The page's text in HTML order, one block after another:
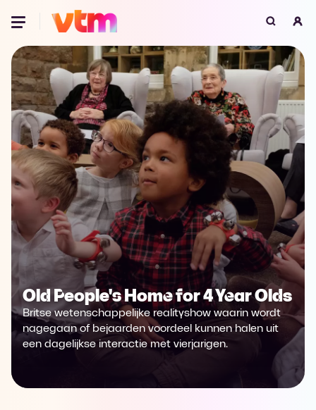
Voor je onze programma's gaat ontdekken,
best je browser updaten of hieronder één
van de ondersteunde browsers
downloaden.
Google Chrome Download
Firefox Download
Safari Download
Microsoft Edge Download
Opera Download
Old People's Home for 4 Year Olds
Britse wetenschappelijke realityshow waarin wordt
nagegaan of bejaarden voordeel kunnen halen uit
een dagelijkse interactie met vierjarigen.